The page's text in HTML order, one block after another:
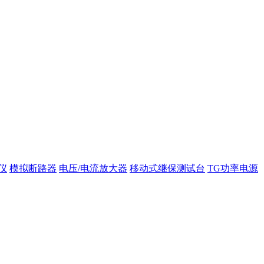
模拟断路器 电压/电流放大器 移动式继保测试台 TG功率电源